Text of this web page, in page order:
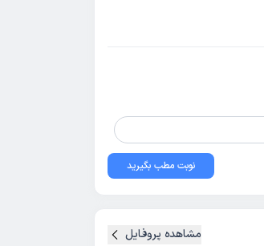
نوبت مطب بگیرید
مشاهده پروفایل